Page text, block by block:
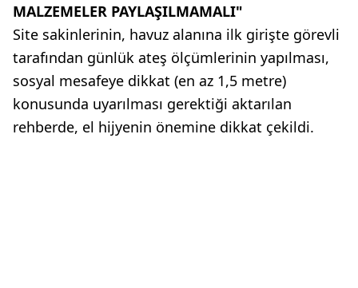
MALZEMELER PAYLAŞILMAMALI"
Site sakinlerinin, havuz alanına ilk girişte görevli
tarafından günlük ateş ölçümlerinin yapılması,
sosyal mesafeye dikkat (en az 1,5 metre)
konusunda uyarılması gerektiği aktarılan
rehberde, el hijyenin önemine dikkat çekildi.